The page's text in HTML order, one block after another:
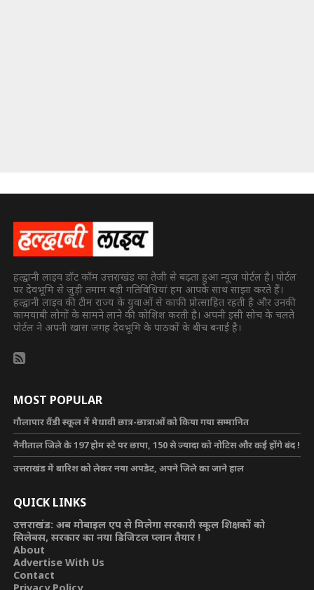
हल्द्वानी लाइव डॉट कॉम उत्तराखंड का तेजी से बढ़ता हुआ न्यूज पोर्टल है। पोर्टल
पर देवभूमि से जुड़ी तमाम बड़ी गतिविधियां हम आपके साथ साझा करते हैं।
हल्द्वानी लाइव की टीम राज्य के युवाओं से काफी प्रोत्साहित रहती है और उनकी
कामयाबी लोगों के सामने लाने की कोशिश करती है। अपनी इसी सोच के चलते
पोर्टल ने अपनी खास जगह देवभूमि के पाठकों के बीच बनाई है।
MOST POPULAR
गौलापार वैंडी स्कूल में मेधावी छात्र-छात्राओं को किया गया सम्मानित
नैनीताल जिले के 197 होम स्टे पर छापा, 150 से ज्यादा को नोटिस और कई होंगे बंद !
उत्तराखंड में बारिश को लेकर नया अपडेट, अपने जिले का जाने हाल
QUICK LINKS
उत्तराखंड: अब मोबाइल एप से मिलेगा सरकारी स्कूल शिक्षकों को
सिलेबस, सरकार का नया डिजिटल प्लान तैयार !
About
Advertise With Us
Contact